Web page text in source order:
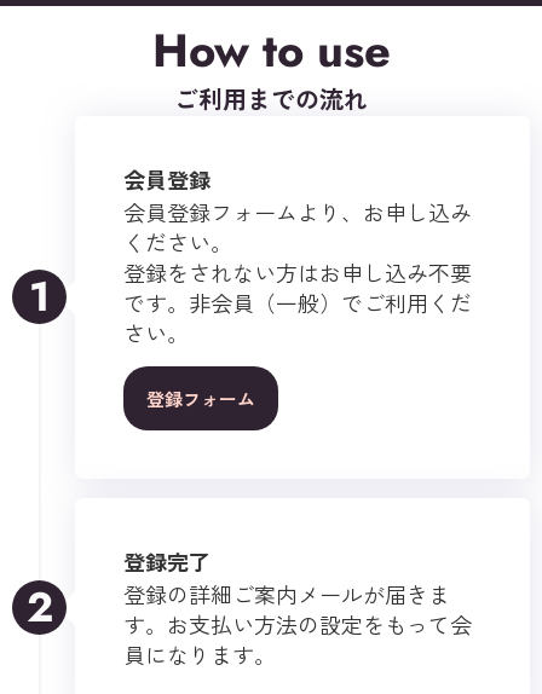
How to use
ご利用までの流れ
会員登録
会員登録フォームより、お申し込み
ください。
登録をされない方はお申し込み不要
です。非会員（一般）でご利用くだ
さい。
登録フォーム
1
登録完了
登録の詳細ご案内メールが届きま
す。お支払い方法の設定をもって会
員になります。
2